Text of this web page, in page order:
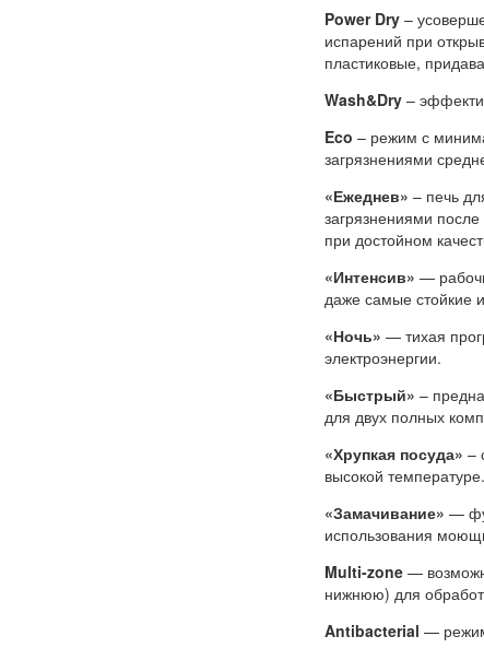
Power Dry –
испарений при
пластиковые,
Wash&Dry –
Eco – режим с
загрязнениями
«Ежеднев» – печь
загрязнениями
при достойном
«Интенсив» —
даже самые стойкие
«Ночь» — тихая
электроэнергии.
«Быстрый» –
для двух полных
«Хрупкая посуда» –
высокой
«Замачивание» —
использования
Multi-zone —
нижнюю) для
Antibacterial —